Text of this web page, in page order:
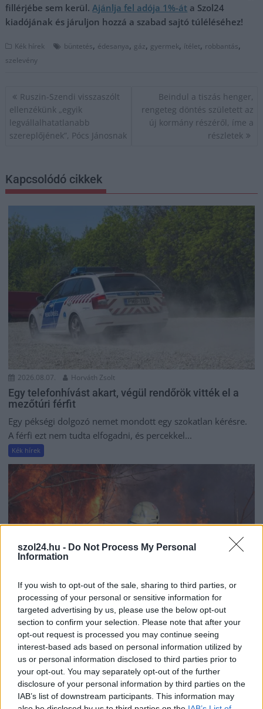
szol24.hu - Do Not Process My Personal
Information
If you wish to opt-out of the sale, sharing to third parties, or
processing of your personal or sensitive information for
targeted advertising by us, please use the below opt-out
section to confirm your selection. Please note that after your
opt-out request is processed you may continue seeing
interest-based ads based on personal information utilized by
us or personal information disclosed to third parties prior to
your opt-out. You may separately opt-out of the further
disclosure of your personal information by third parties on the
IAB’s list of downstream participants. This information may
fillérjébe sem kerül.Ajánlja fel adója 1%-át a Szol24
kiadójának és járuljon hozzá a szabad sajtó túléléséhez!
Kék hírek büntetés, édesanya, gáz, gyermek, ítélet, robbantás,
szelevény
Bejegyzés
navigáció
Ruszin-Szendi visszaszólt
ellenzékünk „egyik
legvállalhatatlanabb
szereplőjének”, Pócs Jánosnak
Beindul a tiszás henger,
rengeteg döntés született az
új kormány részéről, íme a
részletek
Kapcsolódó cikkek
2026.08.07. Horváth Zsolt
Egy telefonhívást akart, végül rendőrök vitték el a
mezőtúri férfit
Egy pékségi dolgozó nemet mondott egy szokatlan kérésre.
A férfi ezt nem tudta elfogadni, és percekkel...
Kék hírek
2026.08.06. szol24.hu
Kiterjedt tüzek pusztítanak az országban, köztük
Karcagon
A rendkívüli hőség és az elhúzódó szárazság miatt
országszerte tarló-, erdő- és bozóttüzekhez riasztják a